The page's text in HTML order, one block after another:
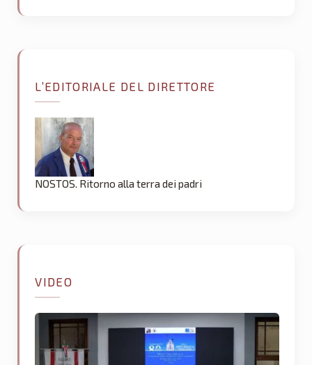
L’EDITORIALE DEL DIRETTORE
NOSTOS. Ritorno alla terra dei padri
VIDEO